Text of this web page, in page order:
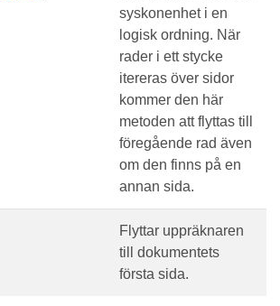
syskonenhet i en
logisk ordning. När
rader i ett stycke
itereras över sidor
kommer den här
metoden att flyttas till
föregående rad även
om den finns på en
annan sida.
Flyttar uppräknaren
till dokumentets
första sida.